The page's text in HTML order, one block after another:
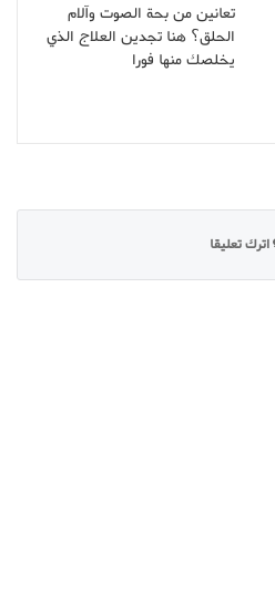
تعانين من بحة الصوت وآلام
الحلق؟ هنا تجدين العلاج الذي
يخلصك منها فورا
اترك تعليقا